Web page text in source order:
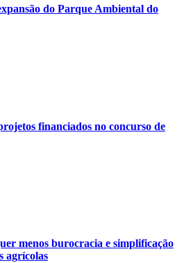
do Parque Ambiental do
financiados no concurso de
menos burocracia e simplificação
agrícolas